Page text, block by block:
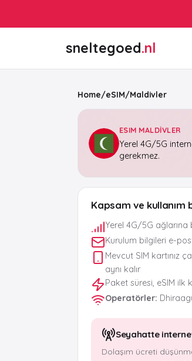
sneltegoed.nl
Home/eSIM/Maldivler
ESIM MALDIVLER
Yerel 4G/5G
gerekmez.
Kapsam ve kullanım
Yerel 4G/5G ağlarına
Kurulum bilgileri e-
Mevcut SIM kartınız
aynı kalır
Paket süresi, eSIM ilk
Operatörler:
Seyahatte
Dolaşım ücreti